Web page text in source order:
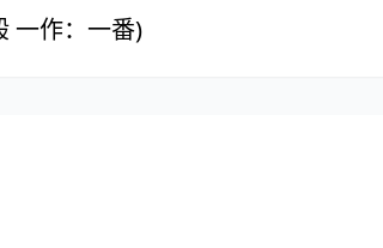
一作：一番)